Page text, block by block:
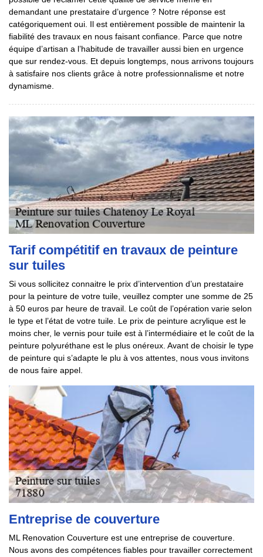
demandant une prestataire d’urgence ? Notre réponse est
catégoriquement oui. Il est entièrement possible de maintenir la
fiabilité des travaux en nous faisant confiance. Parce que notre
équipe d’artisan a l’habitude de travailler aussi bien en urgence
que sur rendez-vous. Et depuis longtemps, nous arrivons toujours
à satisfaire nos clients grâce à notre professionnalisme et notre
dynamisme.
Tarif compétitif en travaux de peinture
sur tuiles
Si vous sollicitez connaitre le prix d’intervention d’un prestataire
pour la peinture de votre tuile, veuillez compter une somme de 25
à 50 euros par heure de travail. Le coût de l’opération varie selon
le type et l’état de votre tuile. Le prix de peinture acrylique est le
moins cher, le vernis pour tuile est à l’intermédiaire et le coût de la
peinture polyuréthane est le plus onéreux. Avant de choisir le type
de peinture qui s’adapte le plu à vos attentes, nous vous invitons
de nous faire appel.
Entreprise de couverture
ML Renovation Couverture est une entreprise de couverture.
Nous avons des compétences fiables pour travailler correctement